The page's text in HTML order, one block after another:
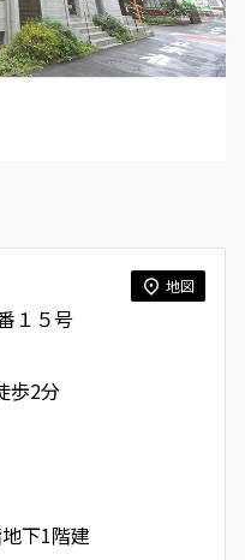
地図
１５号
歩2分
下1階建